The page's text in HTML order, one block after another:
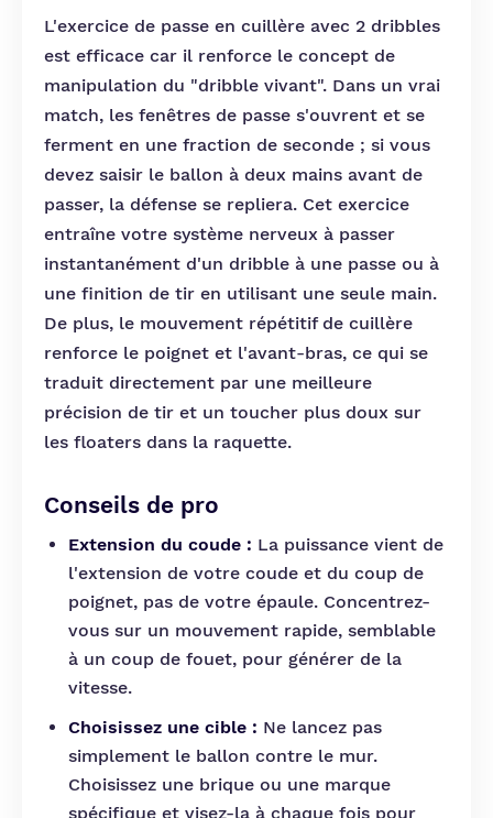
L'exercice de passe en cuillère avec 2 dribbles
est efficace car il renforce le concept de
manipulation du "dribble vivant". Dans un vrai
match, les fenêtres de passe s'ouvrent et se
ferment en une fraction de seconde ; si vous
devez saisir le ballon à deux mains avant de
passer, la défense se repliera. Cet exercice
entraîne votre système nerveux à passer
instantanément d'un dribble à une passe ou à
une finition de tir en utilisant une seule main.
De plus, le mouvement répétitif de cuillère
renforce le poignet et l'avant-bras, ce qui se
traduit directement par une meilleure
précision de tir et un toucher plus doux sur
les floaters dans la raquette.
Conseils de pro
Extension du coude : La puissance vient de
l'extension de votre coude et du coup de
poignet, pas de votre épaule. Concentrez-
vous sur un mouvement rapide, semblable
à un coup de fouet, pour générer de la
vitesse.
Choisissez une cible : Ne lancez pas
simplement le ballon contre le mur.
Choisissez une brique ou une marque
spécifique et visez-la à chaque fois pour